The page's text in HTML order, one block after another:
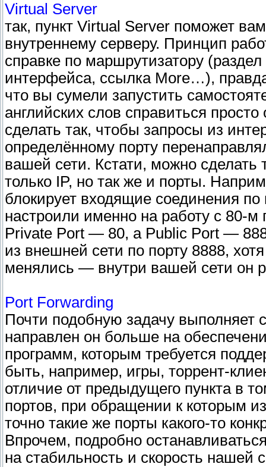
Virtual Server
так, пункт Virtual Server поможет
внутреннему серверу. Принцип
справке по маршрутизатору
интерфейса, ссылка More…),
что вы сумели запустить
английских слов справиться
сделать так, чтобы запросы из
определённому порту
вашей сети. Кстати, можно сделать
только IP, но так же и порты.
блокирует входящие соединения
настроили именно на работу с 80-м
Private Port — 80, а Public Port —
из внешней сети по порту 8888,
менялись — внутри вашей сети он
Port Forwarding
Почти подобную задачу
направлен он больше на
программ, которым требуется
быть, например, игры, торрент-
отличие от предыдущего пункта в
портов, при обращении к которым
точно такие же порты какого-то
Впрочем, подробно
на стабильность и скорость нашей